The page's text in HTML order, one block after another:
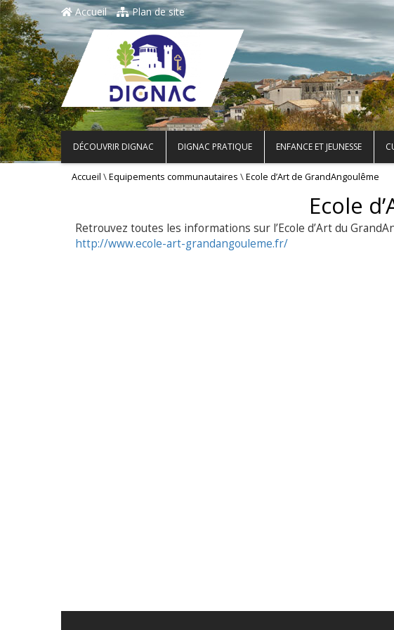
Accueil Plan de site
DÉCOUVRIR DIGNAC DIGNAC PRATIQUE ENFANCE ET JEUNESSE
Accueil \Equipements communautaires \Ecole d’Art de GrandAngoulême
Ecole
Retrouvez toutes les informations sur l’Ecole d’Art du
http://www.ecole-art-grandangouleme.fr/